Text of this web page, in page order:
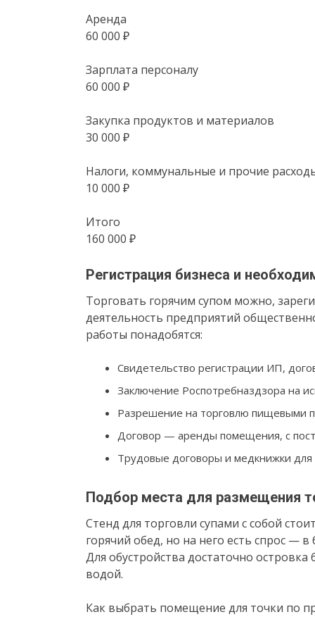
Аренда
60 000 ₽
Зарплата персоналу
60 000 ₽
Закупка продуктов и материалов
30 000 ₽
Налоги, коммунальные и прочие
10 000 ₽
Итого
160 000 ₽
Регистрация бизнеса и
Торговать горячим супом можно,
деятельность предприятий
работы понадобятся:
Свидетельство регистрации ИП,
Заключение Роспотребназдзора на
Разрешение на торговлю пищевыми
Договор — аренды помещения, с
Трудовые договоры и медкнижки для
Подбор места для размещения
Стенд для торговли супами с собой
горячий обед, но на него есть спрос —
Для обустройства достаточно
водой.
Как выбрать помещение для точки по